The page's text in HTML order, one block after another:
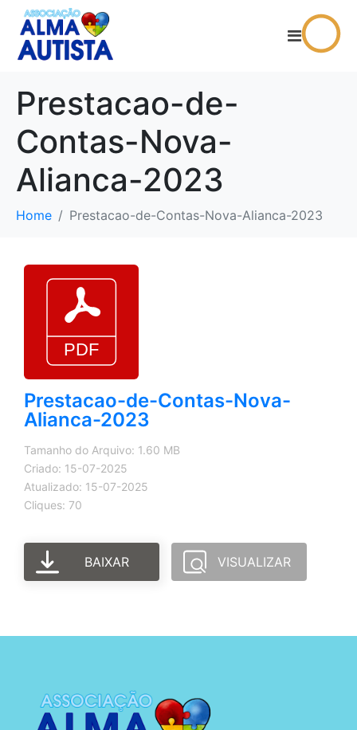
Prestacao-de-
Contas-Nova-
Alianca-2023
Home Prestacao-de-Contas-Nova-Alianca-2023
Prestacao-de-Contas-Nova-
Alianca-2023
Tamanho do Arquivo: 1.60 MB
Criado: 15-07-2025
Atualizado: 15-07-2025
Cliques: 70
BAIXAR VISUALIZAR